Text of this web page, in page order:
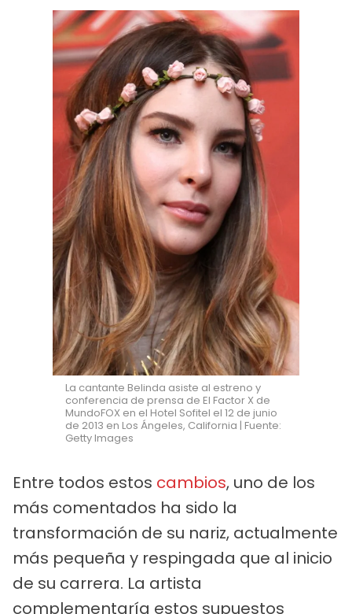
La cantante Belinda asiste al estreno y
conferencia de prensa de El Factor X de
MundoFOX en el Hotel Sofitel el 12 de junio
de 2013 en Los Ángeles, California | Fuente:
Getty Images
Entre todos estos cambios, uno de los
más comentados ha sido la
transformación de su nariz, actualmente
más pequeña y respingada que al inicio
de su carrera. La artista
complementaría estos supuestos